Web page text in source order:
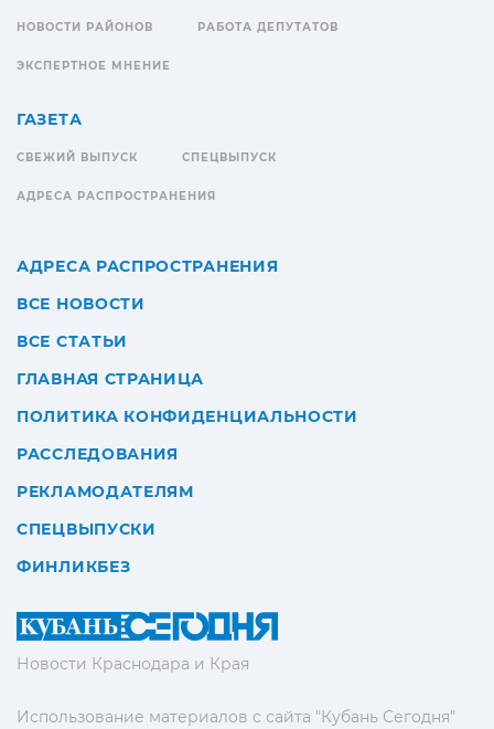
Новости Краснодара и Края
Использование материалов с сайта "Кубань Сегодня"
НОВОСТИ РАЙОНОВ РАБОТА ДЕПУТАТОВ
ЭКСПЕРТНОЕ МНЕНИЕ
ГАЗЕТА
СВЕЖИЙ ВЫПУСК СПЕЦВЫПУСК
АДРЕСА РАСПРОСТРАНЕНИЯ
АДРЕСА РАСПРОСТРАНЕНИЯ
ВСЕ НОВОСТИ
ВСЕ СТАТЬИ
ГЛАВНАЯ СТРАНИЦА
ПОЛИТИКА КОНФИДЕНЦИАЛЬНОСТИ
РАССЛЕДОВАНИЯ
РЕКЛАМОДАТЕЛЯМ
СПЕЦВЫПУСКИ
ФИНЛИКБЕЗ